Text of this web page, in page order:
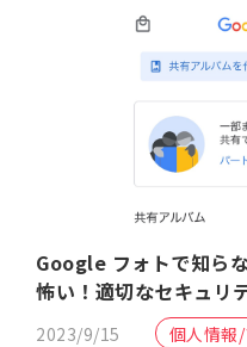
Google フォトで知ら
怖い！適切なセキュリ
2023/9/15 個人情報